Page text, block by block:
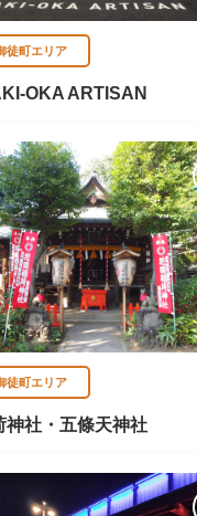
徒町エリア
OKA ARTISAN
徒町エリア
神社・五條天神社